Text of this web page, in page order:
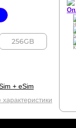
256GB
+ eSim
характеристики